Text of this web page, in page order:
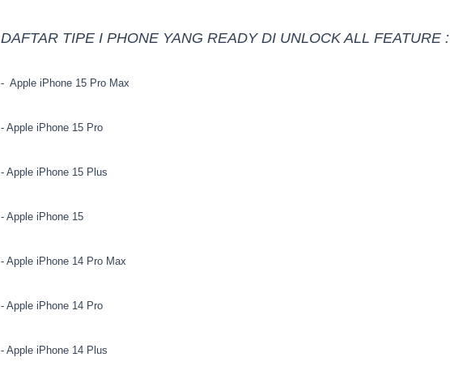
DAFTAR TIPE I PHONE YANG READY DI UNLOCK ALL FEATURE :
- Apple iPhone 15 Pro Max
- Apple iPhone 15 Pro
- Apple iPhone 15 Plus
- Apple iPhone 15
- Apple iPhone 14 Pro Max
- Apple iPhone 14 Pro
- Apple iPhone 14 Plus